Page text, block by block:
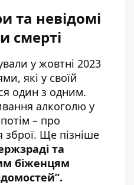
та невідомі
смерті
у жовтні 2023
які у своїй
один з одним.
алкоголю у
– про
зброї. Ще пізніше
та
біженцям